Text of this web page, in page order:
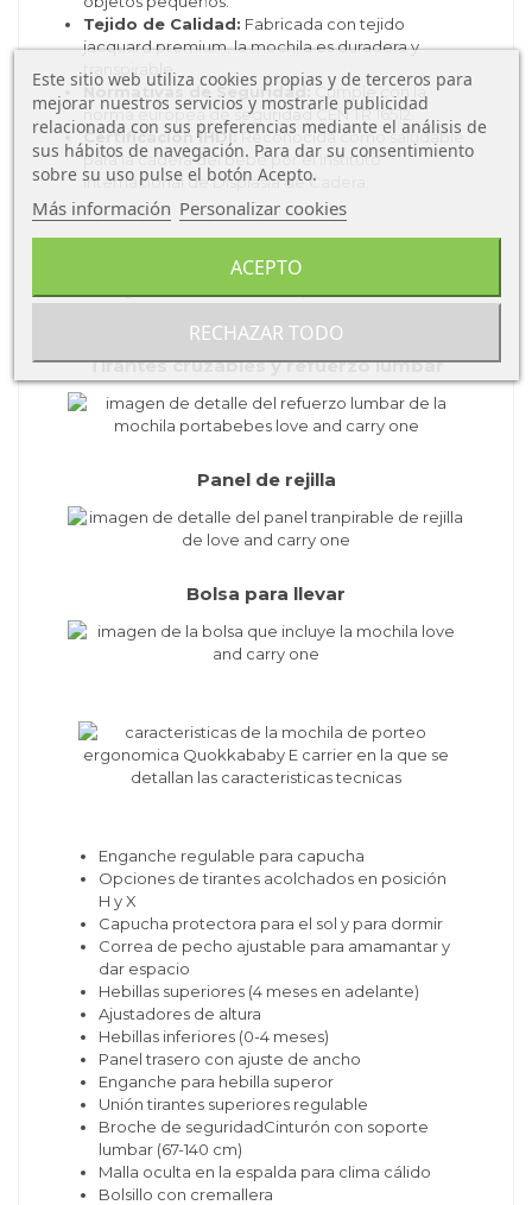
Tejido de Calidad: Fabricada con tejido
jacquard premium, la mochila es duradera y
transpirable.
Normativas de Seguridad:Cumple con la
norma europea de seguridad CEN TR 16512.
Certificación IHDI:Reconocida como saludable
para la cadera del bebé por el Instituto
Internacional de Displasia de Cadera.
Tirantes cruzables y refuerzo lumbar
Panel de rejilla
Bolsa para llevar
Enganche regulable para capucha
Opciones de tirantes acolchados en posición
H y X
Capucha protectora para el sol y para dormir
Correa de pecho ajustable para amamantar y
dar espacio
Hebillas superiores (4 meses en adelante)
Ajustadores de altura
Hebillas inferiores (0-4 meses)
Panel trasero con ajuste de ancho
Enganche para hebilla superor
Unión tirantes superiores regulable
Broche de seguridadCinturón con soporte
lumbar (67-140 cm)
Malla oculta en la espalda para clima cálido
Bolsillo con cremallera
Este sitio web utiliza cookies propias y de terceros para
mejorar nuestros servicios y mostrarle publicidad
relacionada con sus preferencias mediante el análisis de
sus hábitos de navegación. Para dar su consentimiento
sobre su uso pulse el botón Acepto.
Más información Personalizar cookies
RECHAZAR TODO
ACEPTO